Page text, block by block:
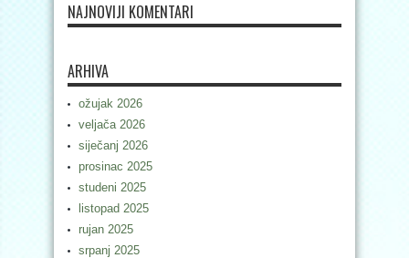
NAJNOVIJI KOMENTARI
ARHIVA
ožujak 2026
veljača 2026
siječanj 2026
prosinac 2025
studeni 2025
listopad 2025
rujan 2025
srpanj 2025